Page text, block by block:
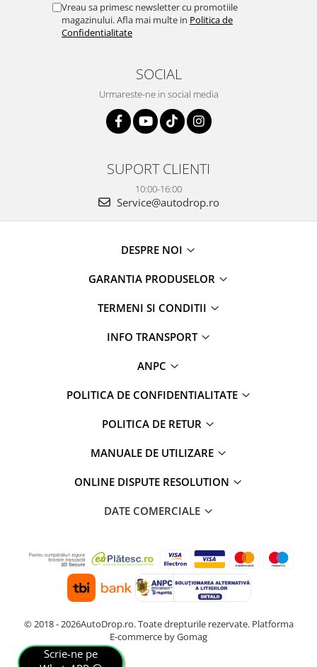
Rame adaptoare Suzuki
Rame adaptoare Dacia
Rame adaptoare BMW
Rame adaptoare Renault
Rame adaptoare Volvo
Rame adaptoare Peugeot
Rame adaptoare Citroen
Rame adaptoare Mazda
Rame adaptoare Kia
Rame adaptoare Hyundai
Rame adaptoare Chevrolet
Rame adaptoare Mitsubishi
Rame adaptoare Jeep
Vreau sa primesc newsletter cu promotiile
magazinului. Afla mai multe in Politica de
Confidentialitate
SOCIAL
Urmareste-ne in social media
SUPORT CLIENTI
10:00-16:00
Service@autodrop.ro
DESPRE NOI
GARANTIA PRODUSELOR
TERMENI SI CONDITII
INFO TRANSPORT
ANPC
POLITICA DE CONFIDENTIALITATE
POLITICA DE RETUR
MANUALE DE UTILIZARE
ONLINE DISPUTE RESOLUTION
DATE COMERCIALE
© 2018 - 2026AutoDrop.ro. Toate drepturile rezervate. Platforma
E-commerce by Gomag
Scrie-ne pe